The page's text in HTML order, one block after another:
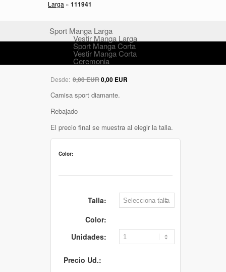
Larga » 111941
Sport Manga Larga
Vestir Manga Larga
Sport Manga Corta
Vestir Manga Corta
Ceremonia
Desde: 0,00 EUR0,00 EUR
Camisa sport diamante.
Rebajado
El precio final se muestra al elegir la talla.
Color:
Talla:
Color:
Unidades:
Precio Ud.: